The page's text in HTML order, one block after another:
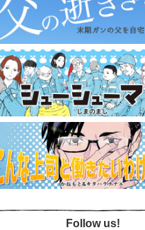
Follow us!